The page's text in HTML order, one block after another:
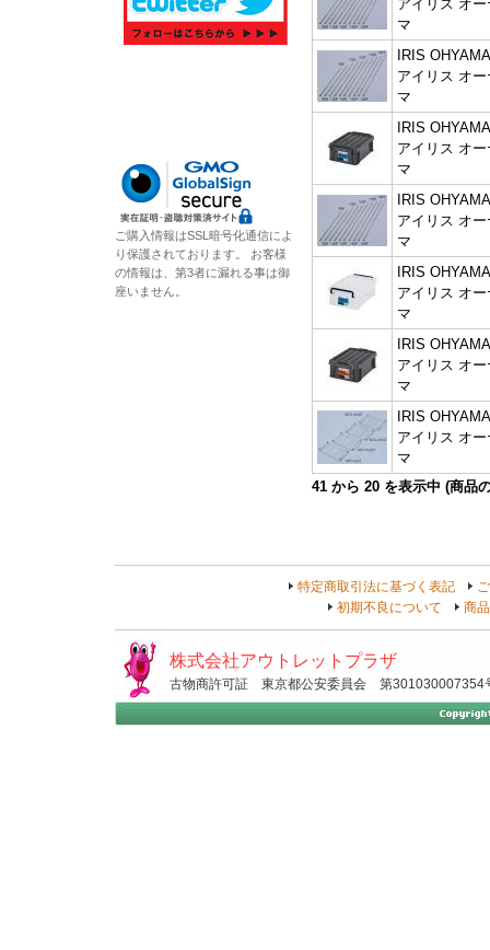
アイリス オー
マ
IRIS
アイリス オー
マ
IRIS
アイリス オー
マ
IRIS
アイリス オー
マ
IRIS
アイリス オー
マ
IRIS
アイリス オー
マ
IRIS
アイリス オー
マ
41 から 20 を表示中 (商品
ご購入情報はSSL暗号化通信によ
り保護されております。 お客様
の情報は、第3者に漏れる事は御
座いません。
特定商取引法に基づく表記
初期不良について
商
株式会社アウトレットプラザ
古物商許可証 東京都公安委員会 第301030007354